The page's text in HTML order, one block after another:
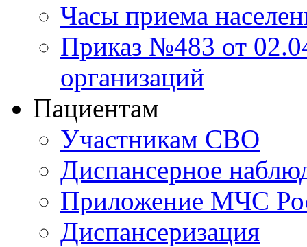
Часы приема
Приказ №483 от
организаций
Пациентам
Участникам СВО
Диспансерное
Приложение МЧС
Диспансеризация